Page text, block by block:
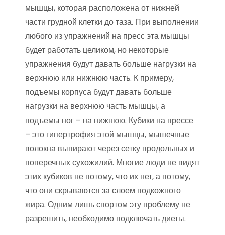
мышцы, которая расположена от нижней
части грудной клетки до таза. При выполнении
любого из упражнений на пресс эта мышцы
будет работать целиком, но некоторые
упражнения будут давать больше нагрузки на
верхнюю или нижнюю часть. К примеру,
подъемы корпуса будут давать больше
нагрузки на верхнюю часть мышцы, а
подъемы ног – на нижнюю. Кубики на прессе
– это гипертрофия этой мышцы, мышечные
волокна выпирают через сетку продольных и
поперечных сухожилий. Многие люди не видят
этих кубиков не потому, что их нет, а потому,
что они скрываются за слоем подкожного
жира. Одним лишь спортом эту проблему не
разрешить, необходимо подключать диеты.